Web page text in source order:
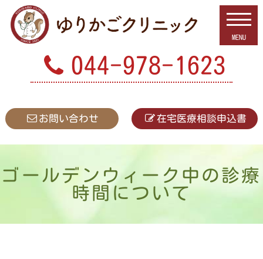
044-978-1623
お問い合わせ 在宅医療相談申込書
ゴールデンウィーク中の診療
時間について